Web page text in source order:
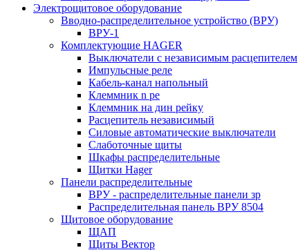
Электрощитовое оборудование
Вводно-распределительное устройство (ВРУ)
ВРУ-1
Комплектующие HAGER
Выключатели с независимым расцепителем
Импульсные реле
Кабель-канал напольный
Клеммник n pe
Клеммник на дин рейку
Расцепитель независимый
Силовые автоматические выключатели
Слаботочные щиты
Шкафы распределительные
Щитки Hager
Панели распределительные
ВРУ - распределительные панели зр
Распределительная панель ВРУ 8504
Щитовое оборудование
ЩАП
Щиты Вектор